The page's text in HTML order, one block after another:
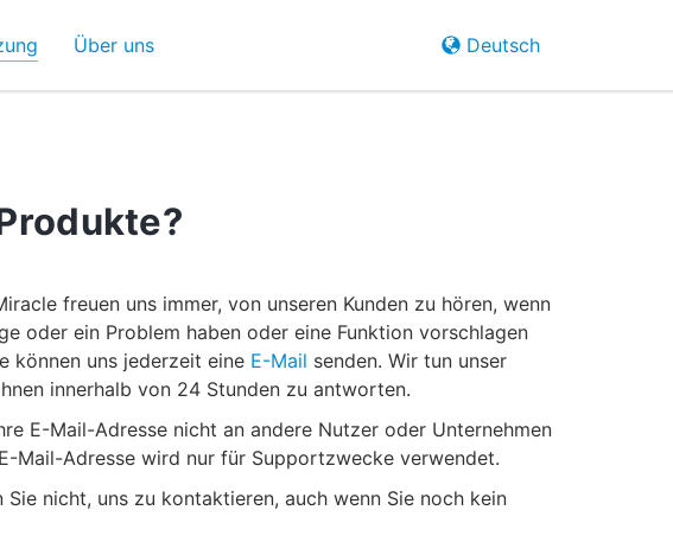
Deutsch
Über uns
freuen uns immer, von unseren Kunden zu hören, wenn
oder ein Problem haben oder eine Funktion vorschlagen
können uns jederzeit eine E-Mail senden. Wir tun unser
innerhalb von 24 Stunden zu antworten.
E-Mail-Adresse nicht an andere Nutzer oder Unternehmen
Mail-Adresse wird nur für Supportzwecke verwendet.
Sie nicht, uns zu kontaktieren, auch wenn Sie noch kein